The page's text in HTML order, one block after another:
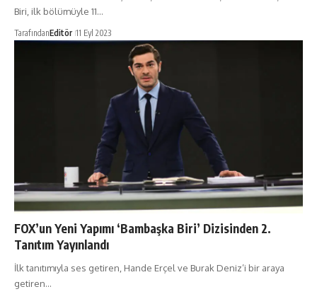
Biri, ilk bölümüyle 11…
TarafındanEditör 11 Eyl 2023
FOX’un Yeni Yapımı ‘Bambaşka Biri’ Dizisinden 2.
Tanıtım Yayınlandı
İlk tanıtımıyla ses getiren, Hande Erçel ve Burak Deniz’i bir araya
getiren…